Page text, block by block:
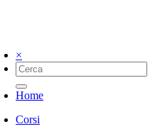
×
Home
Corsi